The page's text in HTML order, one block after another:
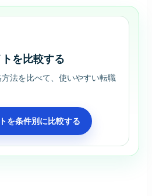
を比較する
法を比べて、使いやすい転職
を条件別に比較する